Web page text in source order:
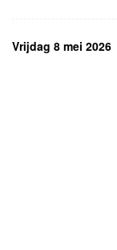
Vrijdag 8 mei 2026